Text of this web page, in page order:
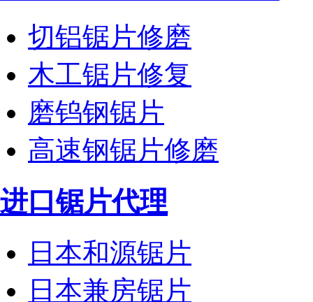
切铝锯片修磨
木工锯片修复
磨钨钢锯片
高速钢锯片修磨
进口锯片代理
日本和源锯片
日本兼房锯片